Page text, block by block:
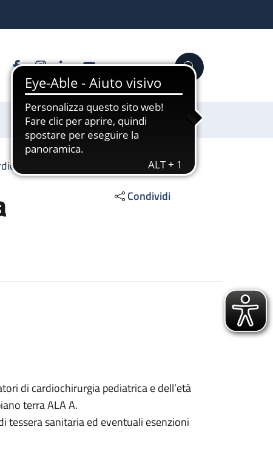
FacebookInstagram
LinkedinYouTube Cerca
Sostienici
pediatrica
Condividi
di cardiochirurgia pediatrica e dell’età
terra ALA A.
tessera sanitaria ed eventuali esenzioni